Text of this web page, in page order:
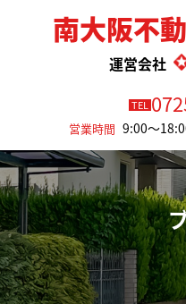
南大阪不
運営会社
TEL
営業時間 9:00～